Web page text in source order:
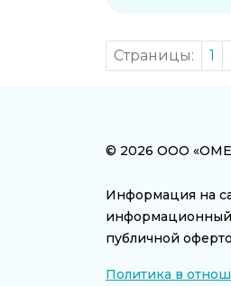
Страницы: 1
© 2026 ООО
Информация на
информационный
публичной
Политика в